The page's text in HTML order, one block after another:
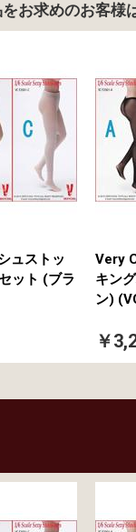
お求めのお客様
ュストッ
ット (ブラ
Very
キン
ン)
￥